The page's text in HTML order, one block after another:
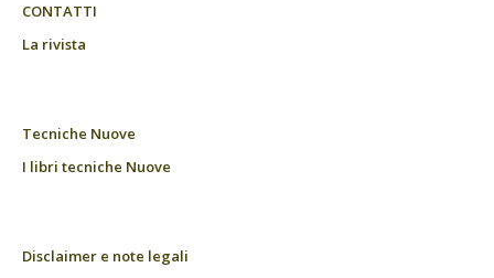
CONTATTI
La rivista
Tecniche Nuove
I libri tecniche Nuove
Disclaimer e note legali